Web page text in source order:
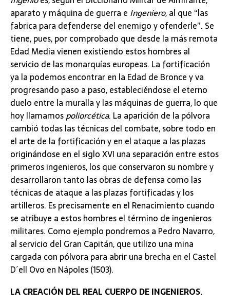
aparato y máquina de guerra e Ingeniero, al que “las
fabrica para defenderse del enemigo y ofenderle”. Se
tiene, pues, por comprobado que desde la más remota
Edad Media vienen existiendo estos hombres al
servicio de las monarquías europeas. La fortificación
ya la podemos encontrar en la Edad de Bronce y va
progresando paso a paso, estableciéndose el eterno
duelo entre la muralla y las máquinas de guerra, lo que
hoy llamamospoliorcética. La aparición de la pólvora
cambió todas las técnicas del combate, sobre todo en
el arte de la fortificación y en el ataque a las plazas
originándose en el siglo XVI una separación entre estos
primeros ingenieros, los que conservaron su nombre y
desarrollaron tanto las obras de defensa como las
técnicas de ataque a las plazas fortificadas y los
artilleros. Es precisamente en el Renacimiento cuando
se atribuye a estos hombres el término de ingenieros
militares. Como ejemplo pondremos a Pedro Navarro,
al servicio del Gran Capitán, que utilizo una mina
cargada con pólvora para abrir una brecha en el Castel
D´ell Ovo en Nápoles (1503).
LA CREACIÓN DEL REAL CUERPO DE INGENIEROS.